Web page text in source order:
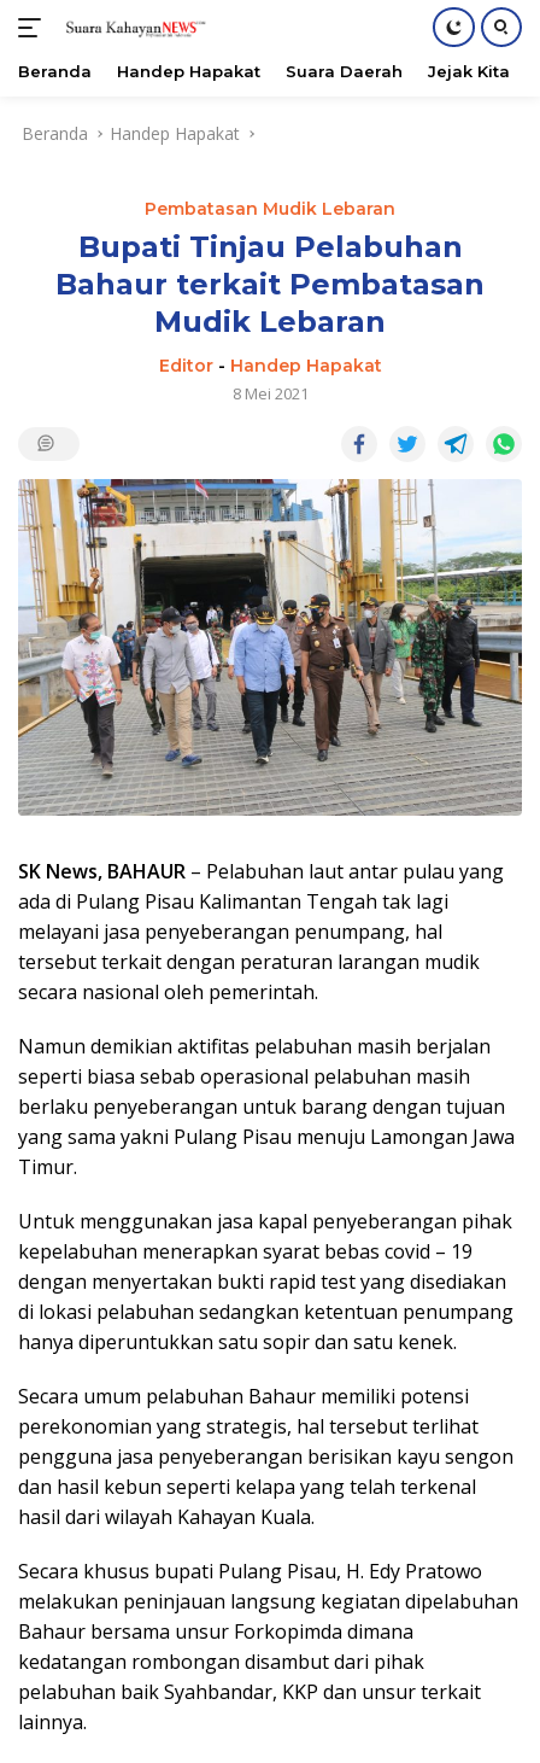
Beranda Handep Hapakat Suara Daerah Jejak Kita
Beranda Handep Hapakat
Pembatasan Mudik Lebaran
Bupati Tinjau Pelabuhan
Bahaur terkait Pembatasan
Mudik Lebaran
Editor- Handep Hapakat
8 Mei 2021
SK News, BAHAUR – Pelabuhan laut antar pulau yang
ada di Pulang Pisau Kalimantan Tengah tak lagi
melayani jasa penyeberangan penumpang, hal
tersebut terkait dengan peraturan larangan mudik
secara nasional oleh pemerintah.
Namun demikian aktifitas pelabuhan masih berjalan
seperti biasa sebab operasional pelabuhan masih
berlaku penyeberangan untuk barang dengan tujuan
yang sama yakni Pulang Pisau menuju Lamongan Jawa
Timur.
Untuk menggunakan jasa kapal penyeberangan pihak
kepelabuhan menerapkan syarat bebas covid – 19
dengan menyertakan bukti rapid test yang disediakan
di lokasi pelabuhan sedangkan ketentuan penumpang
hanya diperuntukkan satu sopir dan satu kenek.
Secara umum pelabuhan Bahaur memiliki potensi
perekonomian yang strategis, hal tersebut terlihat
pengguna jasa penyeberangan berisikan kayu sengon
dan hasil kebun seperti kelapa yang telah terkenal
hasil dari wilayah Kahayan Kuala.
Secara khusus bupati Pulang Pisau, H. Edy Pratowo
melakukan peninjauan langsung kegiatan dipelabuhan
Bahaur bersama unsur Forkopimda dimana
kedatangan rombongan disambut dari pihak
pelabuhan baik Syahbandar, KKP dan unsur terkait
lainnya.